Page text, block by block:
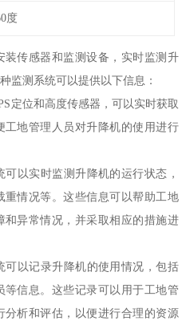
度
传感器和监测设备，实时监测升
监测系统可以提供以下信息：
定位和高度传感器，可以实时获取
地管理人员对升降机的使用进行
以实时监测升降机的运行状态，
情况等。这些信息可以帮助工地
异常情况，并采取相应的措施进
可以记录升降机的使用情况，包括
信息。这些记录可以用于工地管
析和评估，以便进行合理的资源